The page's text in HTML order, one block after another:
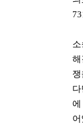
해
에